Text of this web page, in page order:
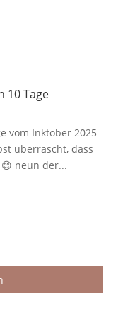
10 Tage
vom Inktober 2025
überrascht, dass
neun der...